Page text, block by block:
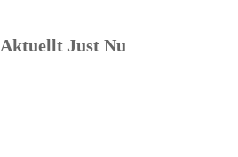
Aktuellt Just Nu